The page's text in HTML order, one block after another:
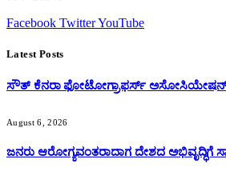
Facebook TwitterYouTube
Latest Posts
ಸೌತ್ ಕೆನರಾ ಫೋಟೋಗ್ರಾಫರ್ಸ್ ಅಸೋಸಿಯೇಷನ್
August 6, 2026
ಜನರು ಆರೋಗ್ಯವಂತರಾದಾಗ ದೇಶದ ಅಭಿವೃದ್ಧಿಗೆ